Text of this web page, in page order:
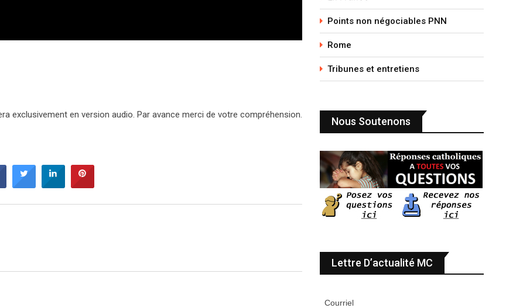
exclusivement en version audio. Par avance merci de votre compréhension.
Points non négociables PNN
Rome
Tribunes et entretiens
Nous Soutenons
Lettre D’actualité MC
Courriel